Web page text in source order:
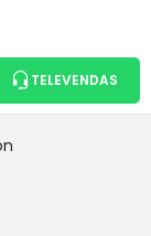
TELEVENDAS